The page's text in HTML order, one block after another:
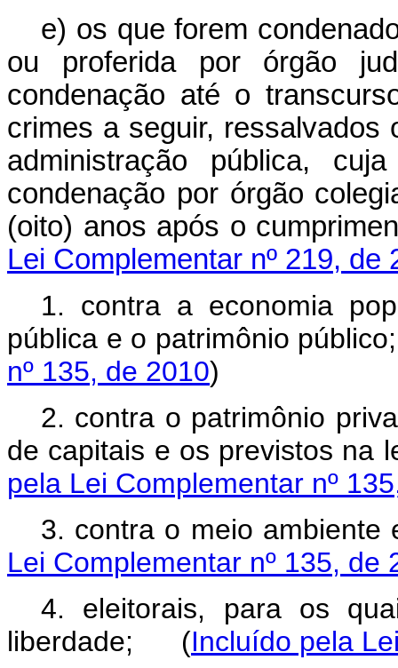
e) os que forem
ou proferida por órgão
condenação até o
crimes a seguir,
administração pública,
condenação por órgão
(oito) anos após o
Lei Complementar nº 219, de
1. contra a economia
pública e o patrimônio
nº 135, de 2010)
2. contra o patrimônio
de capitais e os previstos na
pela Lei Complementar nº
3. contra o meio
Lei Complementar nº 135, de
4. eleitorais, para os
liberdade;
(Incluído pela